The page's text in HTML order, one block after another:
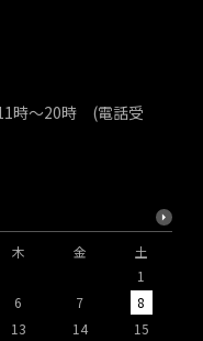
木 金
土
1
6 7
8
13 14
15
時～20時 (電話受